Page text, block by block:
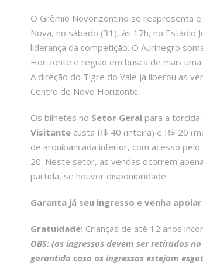
O Grêmio Novorizontino se reapresenta
Nova, no sábado (31), às 17h, no Estádio
liderança da competição. O Aurinegro
Horizonte e região em busca de mais
A direção do Tigre do Vale já liberou as
Centro de Novo Horizonte.
Os bilhetes no Setor Geral para a
Visitante custa R$ 40 (inteira) e R$ 20
de arquibancada inferior, com acesso
20. Neste setor, as vendas ocorrem
partida, se houver disponibilidade.
Garanta já seu ingresso e venha
Gratuidade: Crianças de até 12 anos
OBS: (os ingressos devem ser retirados
garantido caso os ingressos estejam